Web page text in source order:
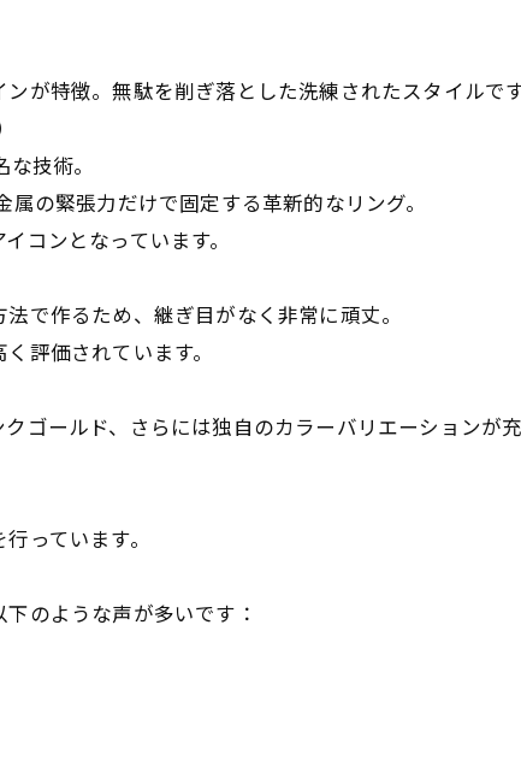
特徴。無駄を削ぎ落とした洗練されたスタイルです
技術。
緊張力だけで固定する革新的なリング。
ンとなっています。
作るため、継ぎ目がなく非常に頑丈。
評価されています。
ールド、さらには独自のカラーバリエーションが
っています。
のような声が多いです：